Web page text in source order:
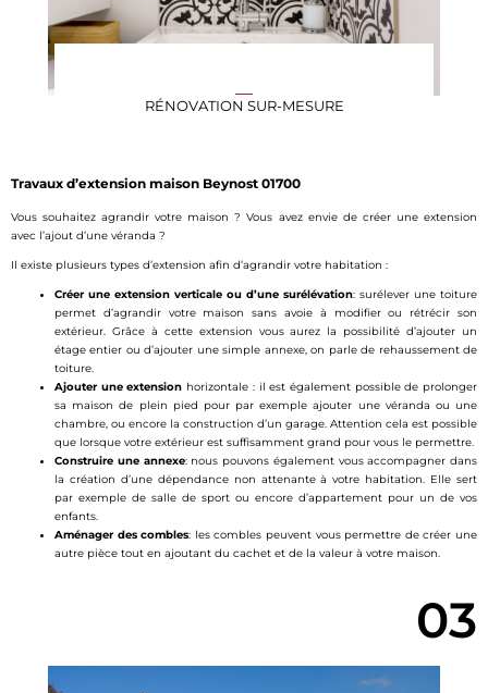
RÉNOVATION SUR-MESURE
Travaux d’extension maison Beynost 01700
Vous souhaitez agrandir votre maison ? Vous avez envie de créer une extension
avec l’ajout d’une véranda ?
Il existe plusieurs types d’extension afin d’agrandir votre habitation :
Créer une extension verticale ou d’une surélévation: surélever une toiture
permet d’agrandir votre maison sans avoie à modifier ou rétrécir son
extérieur. Grâce à cette extension vous aurez la possibilité d’ajouter un
étage entier ou d’ajouter une simple annexe, on parle de rehaussement de
toiture.
Ajouter une extension horizontale : il est également possible de prolonger
sa maison de plein pied pour par exemple ajouter une véranda ou une
chambre, ou encore la construction d’un garage. Attention cela est possible
que lorsque votre extérieur est suffisamment grand pour vous le permettre.
Construire une annexe: nous pouvons également vous accompagner dans
la création d’une dépendance non attenante à votre habitation. Elle sert
par exemple de salle de sport ou encore d’appartement pour un de vos
enfants.
Aménager des combles: les combles peuvent vous permettre de créer une
autre pièce tout en ajoutant du cachet et de la valeur à votre maison.
03